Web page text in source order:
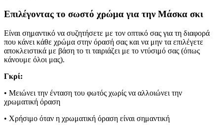
Επιλέγοντας το σωστό χρώμα για την Μάσκα σκι
Είναι σημαντικό να συζητήσετε με τον οπτικό σας για τη διαφορά
που κάνει κάθε χρώμα στην όρασή σας και να μην τα επιλέγετε
αποκλειστικά με βάση το τι ταιριάζει με το ντύσιμό σας (όπως
κάνουμε όλοι μας).
Γκρί:
• Μειώνει την ένταση του φωτός χωρίς να αλλοιώνει την
χρωματική όραση
• Χρήσιμο όταν η χρωματική όραση είναι σημαντική